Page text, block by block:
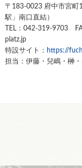
〒183-0023 府中市宮町
駅」南口直結）
TEL：042-319-9703
platz.jp
特設サイト： https://
担当：伊藤・兒嶋・榊